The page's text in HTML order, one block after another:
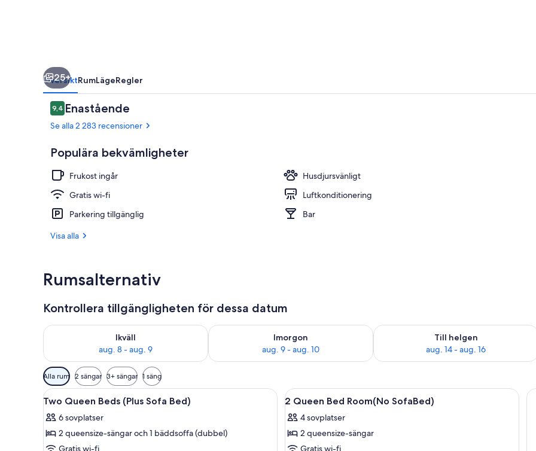
25+
ÖversiktRumLägeRegler
Recensioner
9,49,4 av 10,
Enastående
Se alla 2 283 recensioner
Populära bekvämligheter
Frukost ingår
Husdjursvänligt
Gratis wi-fi
Luftkonditionering
Parkering tillgänglig
Bar
Visa alla
Rumsalternativ
Kontrollera tillgängligheten för dessa datum
Ikväll
aug. 8 - aug. 9
Kontrollera tillgängligheten för ikväll aug. 8 - aug. 9
Imorgon
aug. 9 - aug. 10
Kontrollera tillgängligheten för imorgon aug. 9 - aug. 10
Till helgen
aug. 14 - aug. 16
Kontrollera tillgängligheten för den
Tillgängliga
filter
för
Alla rum 2 sängar 3+ sängar 1 säng
Öppna
alla
foton
för
Ett hotellrum med två sängar, ett skrivbord, en stol och ett stort fönster med utsikt över staden.
8
Two Queen Beds (Plus Sofa Bed)
6 sovplatser
2 queensize-sängar och 1 bäddsoffa (dubbel)
Gratis wi-fi
Öppna
alla
foton
för
Allergitestade sängkläder, skrivbord
3
2 Queen Bed Room(No SofaBed)
4 sovplatser
2 queensize-sängar
Gratis wi-fi